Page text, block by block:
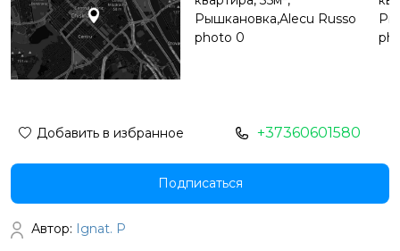
Добавить в избранное +37360601580
Подписаться
Автор: Ignat. P